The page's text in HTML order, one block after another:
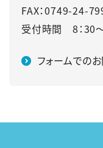
FAX：0749-24-
受付時間 8：30～
フォームでの